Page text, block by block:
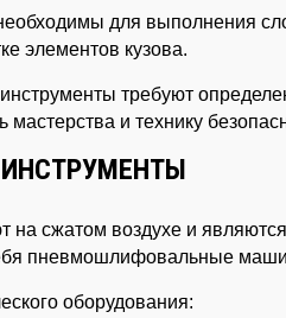
для выполнения
элементов кузова.
требуют
и технику
на сжатом воздухе и
пневмошлифовальные
оборудования: